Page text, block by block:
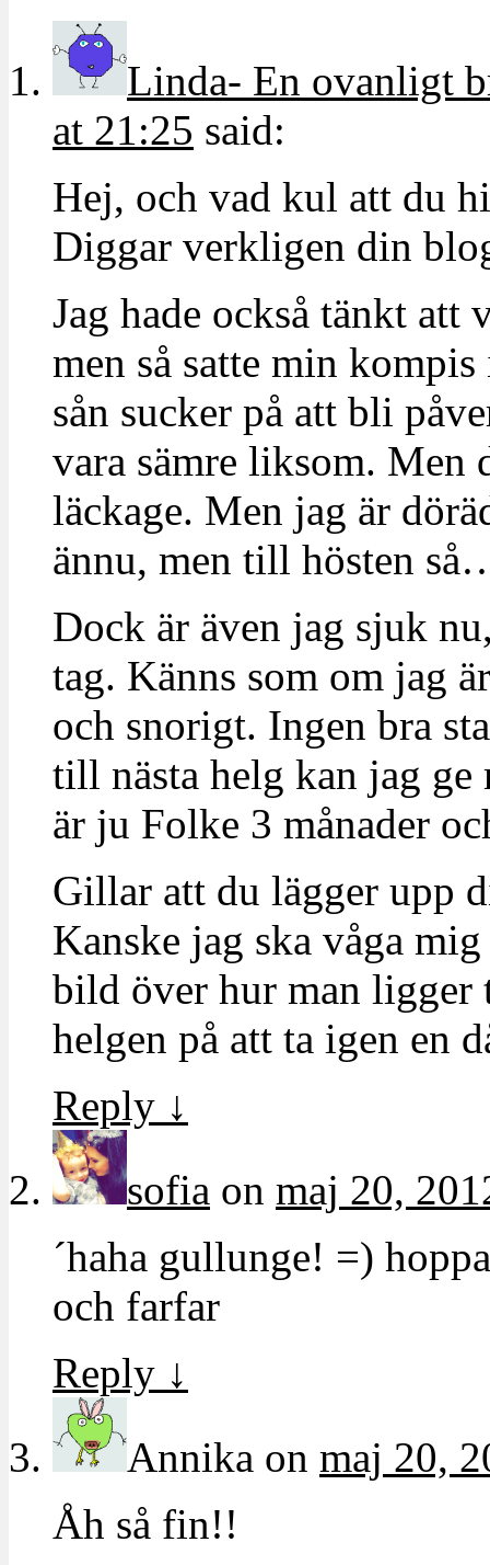
Linda- En ovanligt
at 21:25 said:
Hej, och vad kul att du
Diggar verkligen din
Jag hade också tänkt att
men så satte min
sån sucker på att bli
vara sämre liksom. Men
läckage. Men jag är
ännu, men till hösten
Dock är även jag sjuk
tag. Känns som om jag
och snorigt. Ingen bra
till nästa helg kan jag
är ju Folke 3 månader
Gillar att du lägger upp
Kanske jag ska våga
bild över hur man ligger
helgen på att ta igen en
Reply ↓
sofia on maj 20,
´haha gullunge! =)
och farfar
Reply ↓
Annika on maj 20,
Åh så fin!!